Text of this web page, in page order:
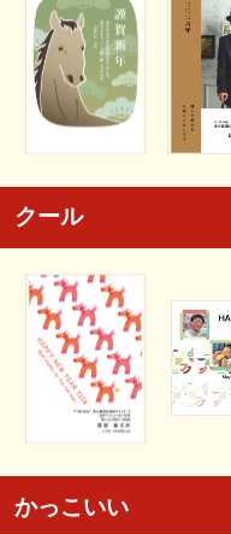
クール
かっこいい